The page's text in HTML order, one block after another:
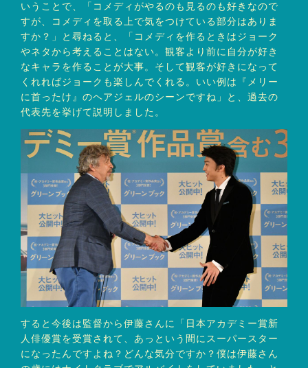
いうことで、「コメディがやるのも見るのも好きなので
すが、コメディを取る上で気をつけている部分はありま
すか？」と尋ねると、「コメディを作るときはジョーク
やネタから考えることはない。観客より前に自分が好き
なキャラを作ることが大事。そして観客が好きになって
くれればジョークも楽しんでくれる。いい例は『メリー
に首ったけ』のヘアジェルのシーンですね」と、過去の
代表先を挙げて説明しました。
すると今後は監督から伊藤さんに「日本アカデミー賞新
人俳優賞を受賞されて、あっという間にスーパースター
になったんですよね？どんな気分ですか？僕は伊藤さん